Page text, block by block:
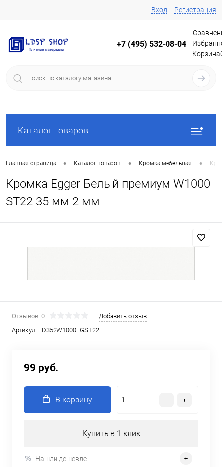
Вход Регистрация
+7 (495) 532-08-04
Корзина
Каталог товаров
Главная страница • Каталог товаров • Кромка мебельная •
Кромка Egger Белый премиум W1000
ST22 35 мм 2 мм
Отзывов: 0
Добавить отзыв
Артикул: ED352W1000EGST22
99 руб.
В корзину
Купить в 1 клик
Нашли дешевле